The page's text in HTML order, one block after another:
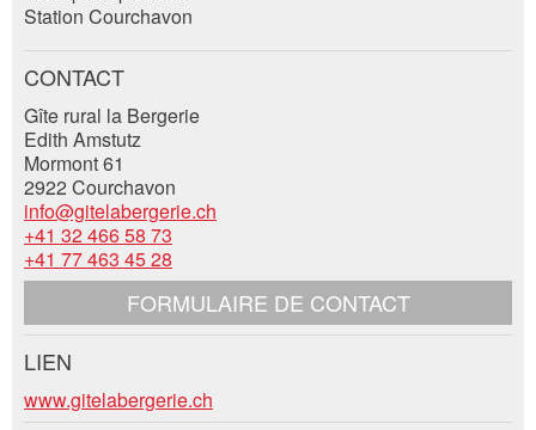
Annonce incomplète
Nachricht
* Saisie nécessaire
RECOMMANDER L'ANNONCE
Fermer
Entreprise / organisation:
Complément d'adresse:
Rue et N° *:
Station Courchavon
CONTACT
Gîte rural la Bergerie
Edith Amstutz
Mormont 61
2922 Courchavon
info@gitelabergerie.ch
+41 32 466 58 73
+41 77 463 45 28
FORMULAIRE DE CONTACT
Contact
LIEN
www.gitelabergerie.ch